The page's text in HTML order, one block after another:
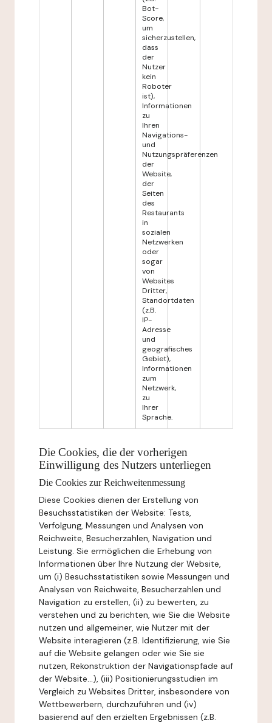
Bot-
Score,
um
sicherzustellen,
dass
der
Nutzer
kein
Roboter
ist),
Informationen
zu
Ihren
Navigations-
und
Nutzungspräferenzen
der
Website,
der
Seiten
des
Restaurants
in
sozialen
Netzwerken
oder
sogar
von
Websites
Dritter,
Standortdaten
(z.B.
IP-
Adresse
und
geografisches
Gebiet),
Informationen
zum
Netzwerk,
zu
Ihrer
Sprache.
Die Cookies, die der vorherigen
Einwilligung des Nutzers unterliegen
Die Cookies zur Reichweitenmessung
Diese Cookies dienen der Erstellung von
Besuchsstatistiken der Website: Tests,
Verfolgung, Messungen und Analysen von
Reichweite, Besucherzahlen, Navigation und
Leistung. Sie ermöglichen die Erhebung von
Informationen über Ihre Nutzung der Website,
um (i) Besuchsstatistiken sowie Messungen und
Analysen von Reichweite, Besucherzahlen und
Navigation zu erstellen, (ii) zu bewerten, zu
verstehen und zu berichten, wie Sie die Website
nutzen und allgemeiner, wie Nutzer mit der
Website interagieren (z.B. Identifizierung, wie Sie
auf die Website gelangen oder wie Sie sie
nutzen, Rekonstruktion der Navigationspfade auf
der Website...), (iii) Positionierungsstudien im
Vergleich zu Websites Dritter, insbesondere von
Wettbewerbern, durchzuführen und (iv)
basierend auf den erzielten Ergebnissen (z.B.